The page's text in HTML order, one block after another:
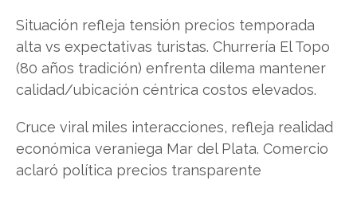
Situación refleja tensión precios temporada
alta vs expectativas turistas. Churrería El Topo
(80 años tradición) enfrenta dilema mantener
calidad/ubicación céntrica costos elevados.
Cruce viral miles interacciones, refleja realidad
económica veraniega Mar del Plata. Comercio
aclaró política precios transparente